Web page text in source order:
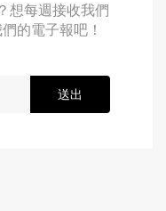
想每週接收我們
的電子報吧！
送出